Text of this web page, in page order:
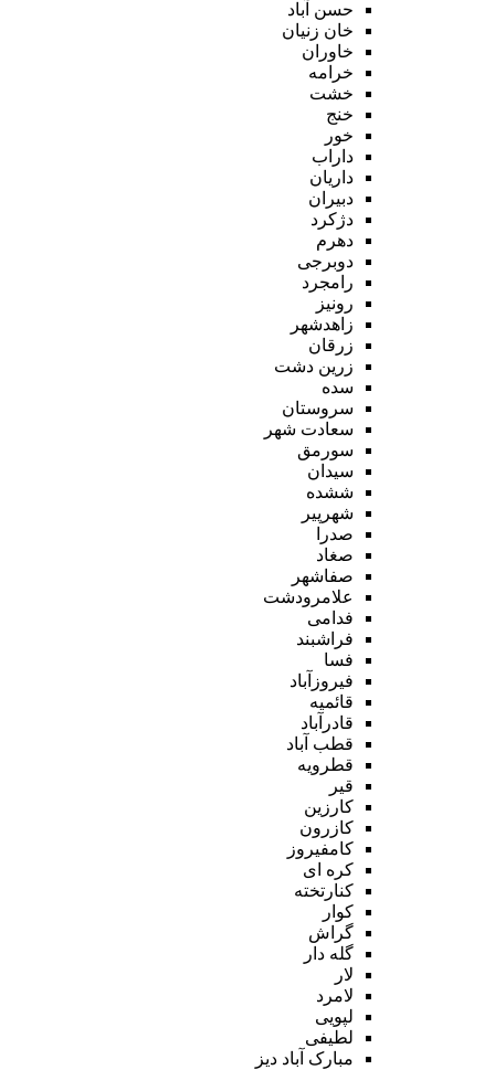
حسن آباد
خان زنیان
خاوران
خرامه
خشت
خنج
خور
داراب
داریان
دبیران
دژکرد
دهرم
دوبرجی
رامجرد
رونیز
زاهدشهر
زرقان
زرین دشت
سده
سروستان
سعادت شهر
سورمق
سیدان
ششده
شهرپیر
صدرا
صغاد
صفاشهر
علامرودشت
فدامی
فراشبند
فسا
فیروزآباد
قائمیه
قادرآباد
قطب آباد
قطرویه
قیر
کارزین
کازرون
کامفیروز
کره ای
کنارتخته
کوار
گراش
گله دار
لار
لامرد
لپویی
لطیفی
مبارک آباد دیز